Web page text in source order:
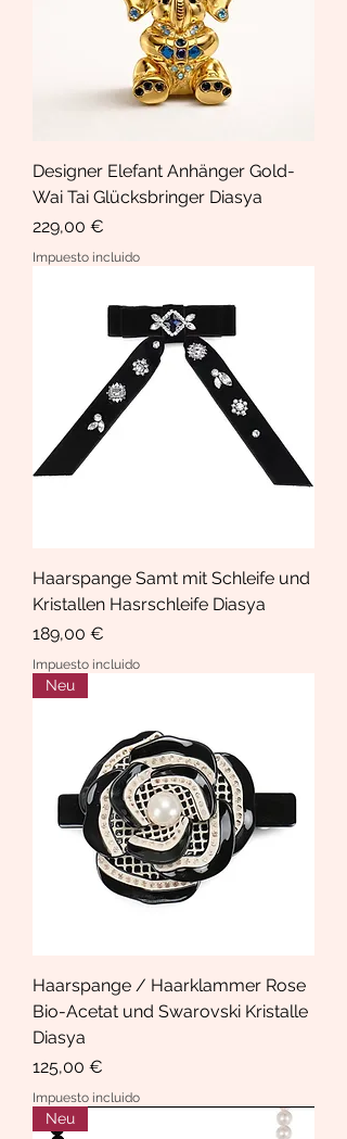
Designer Elefant Anhänger Gold-
Wai Tai Glücksbringer Diasya
Precio
229,00 €
Impuesto incluido
Haarspange Samt mit Schleife und
Kristallen Hasrschleife Diasya
Precio
189,00 €
Impuesto incluido
Neu
Haarspange / Haarklammer Rose
Bio-Acetat und Swarovski Kristalle
Diasya
Precio
125,00 €
Impuesto incluido
Neu